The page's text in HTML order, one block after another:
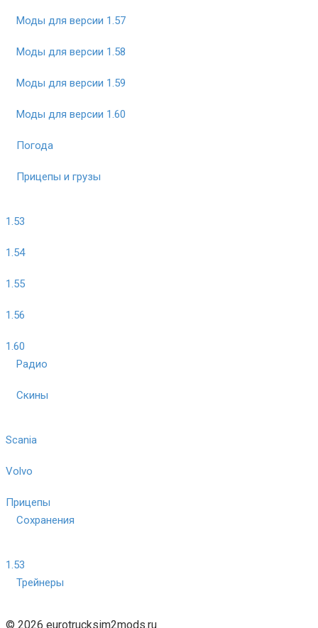
Моды для версии 1.57
Моды для версии 1.58
Моды для версии 1.59
Моды для версии 1.60
Погода
Прицепы и грузы
1.53
1.54
1.55
1.56
1.60
Радио
Скины
Scania
Volvo
Прицепы
Сохранения
1.53
Трейнеры
© 2026 eurotrucksim2mods.ru